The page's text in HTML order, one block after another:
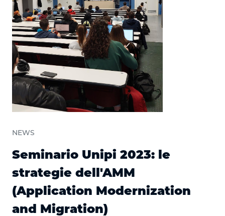
NEWS
Seminario Unipi 2023: le
strategie dell'AMM
(Application Modernization
and Migration)